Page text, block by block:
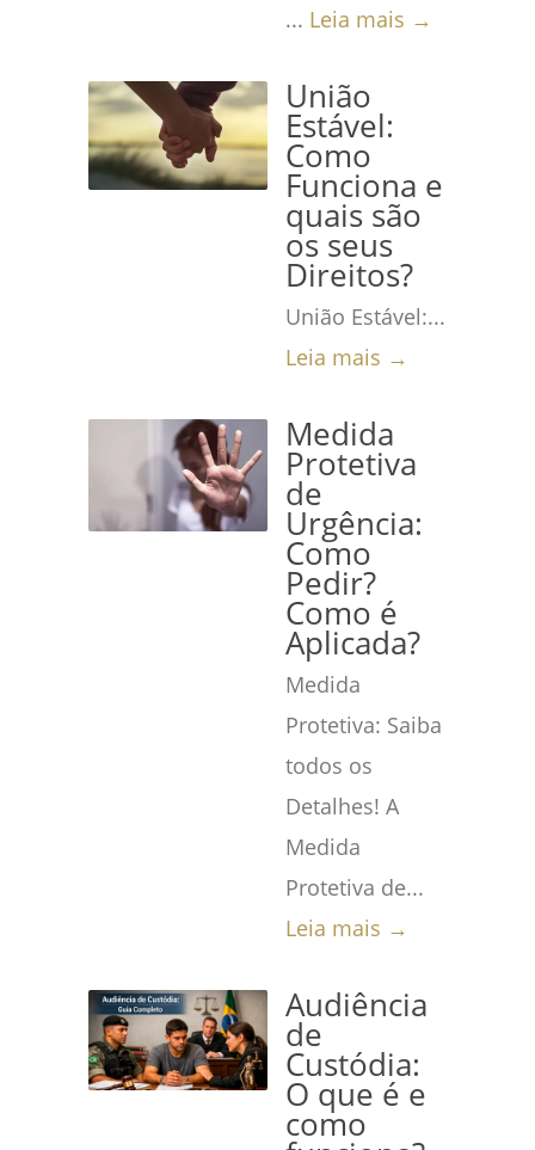
... Leia mais →
União
Estável:
Como
Funciona e
quais são
os seus
Direitos?
União Estável:...
Leia mais →
Medida
Protetiva
de
Urgência:
Como
Pedir?
Como é
Aplicada?
Medida
Protetiva: Saiba
todos os
Detalhes! A
Medida
Protetiva de...
Leia mais →
Audiência
de
Custódia:
O que é e
como